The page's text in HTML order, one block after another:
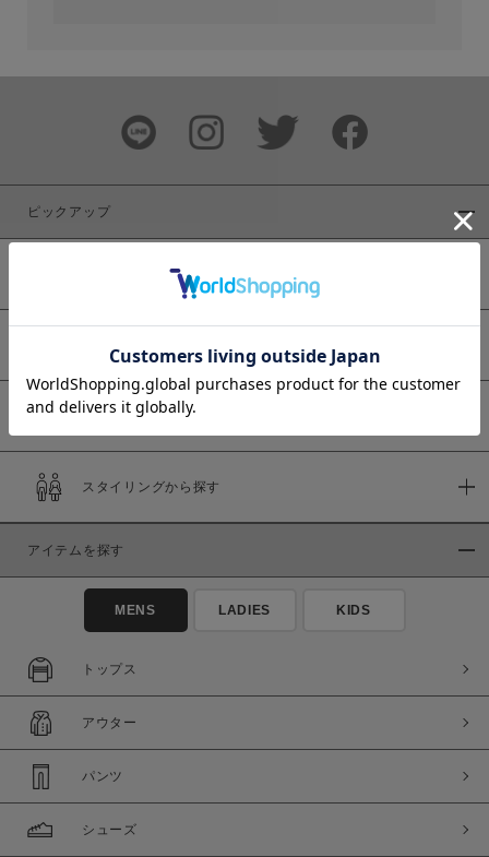
ブランド
商品タイプ
通常商品
セール価格
在庫
在庫あり
ピックアップ
予約商品
スタイリングから探す
アイテムを探す
MENS LADIES KIDS
トップス
アウター
パンツ
シューズ